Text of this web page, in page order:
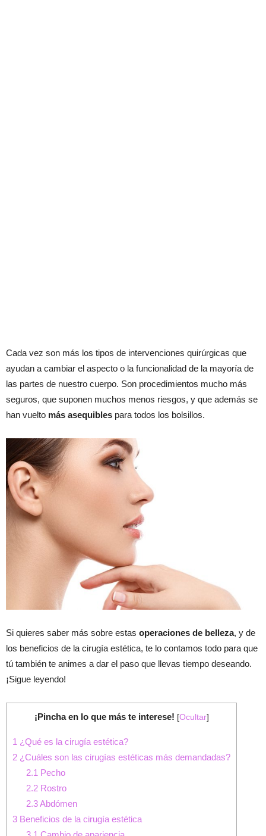
Cada vez son más los tipos de intervenciones quirúrgicas que
ayudan a cambiar el aspecto o la funcionalidad de la mayoría de
las partes de nuestro cuerpo. Son procedimientos mucho más
seguros, que suponen muchos menos riesgos, y que además se
han vuelto más asequibles para todos los bolsillos.
Si quieres saber más sobre estas operaciones de belleza, y de
los beneficios de la cirugía estética, te lo contamos todo para que
tú también te animes a dar el paso que llevas tiempo deseando.
¡Sigue leyendo!
¡Pincha en lo que más te interese! [Ocultar]
1 ¿Qué es la cirugía estética?
2 ¿Cuáles son las cirugías estéticas más demandadas?
2.1 Pecho
2.2Rostro
2.3Abdómen
3 Beneficios de la cirugía estética